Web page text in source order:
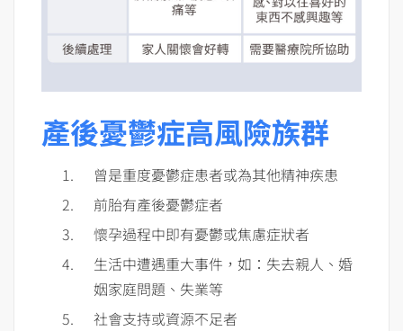
產後憂鬱症高風險族群
曾是重度憂鬱症患者或為其他精神疾患
前胎有產後憂鬱症者
懷孕過程中即有憂鬱或焦慮症狀者
生活中遭遇重大事件，如：失去親人、婚
姻家庭問題、失業等
社會支持或資源不足者